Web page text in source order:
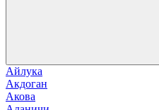
Айлука
Акдоган
Акова